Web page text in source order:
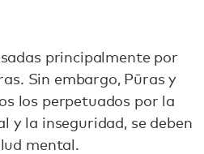
principalmente por
Sin embargo, Pūras y
los perpetuados por la
y la inseguridad, se deben
mental.